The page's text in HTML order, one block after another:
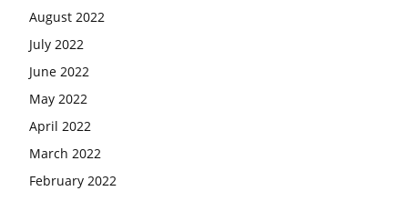
August 2022
July 2022
June 2022
May 2022
April 2022
March 2022
February 2022